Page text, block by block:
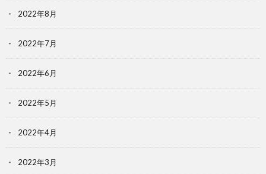
2022年8月
2022年7月
2022年6月
2022年5月
2022年4月
2022年3月